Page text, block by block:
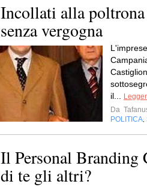
Incollati alla
senza vergogna
il...
Da
POLITICA
Il Personal Branding
di te gli altri?